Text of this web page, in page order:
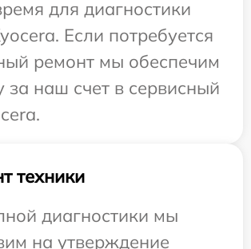
для диагностики
Если потребуется
ремонт мы обеспечим
за наш счет в сервисный
техники
диагностики мы
на утверждение